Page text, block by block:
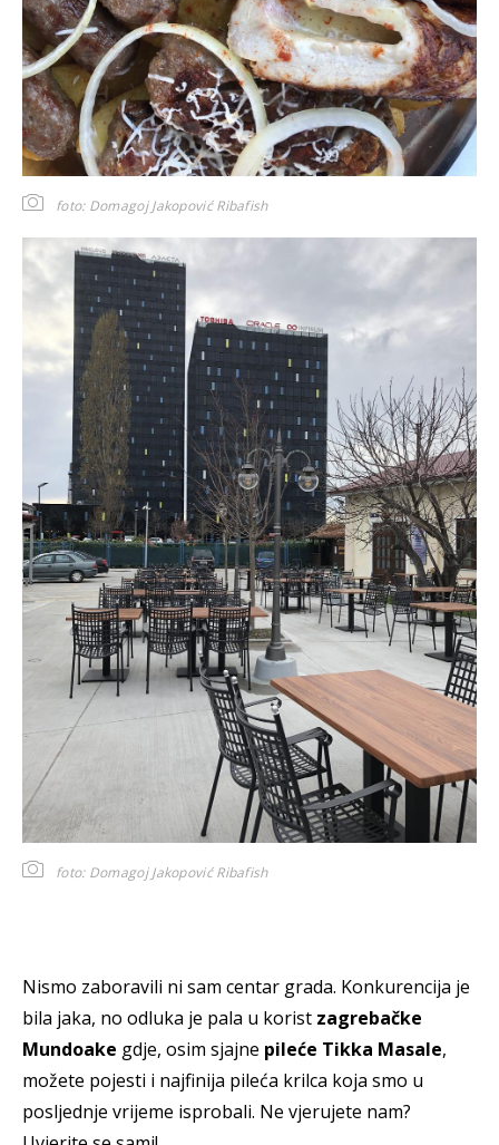
foto: Domagoj Jakopović Ribafish
foto: Domagoj Jakopović Ribafish
Nismo zaboravili ni sam centar grada. Konkurencija je
bila jaka, no odluka je pala u korist zagrebačke
Mundoake gdje, osim sjajne pileće Tikka Masale,
možete pojesti i najfinija pileća krilca koja smo u
posljednje vrijeme isprobali. Ne vjerujete nam?